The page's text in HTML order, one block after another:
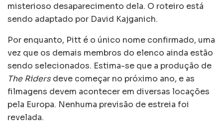
misterioso desaparecimento dela. O roteiro está
sendo adaptado por David Kajganich.
Por enquanto, Pitt é o único nome confirmado, uma
vez que os demais membros do elenco ainda estão
sendo selecionados. Estima-se que a produção de
The Riders deve começar no próximo ano, e as
filmagens devem acontecer em diversas locações
pela Europa. Nenhuma previsão de estreia foi
revelada.